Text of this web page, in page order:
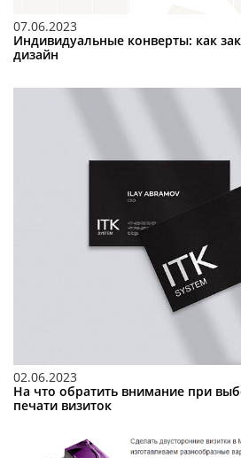
07.06.2023
Индивидуальные конверты: как
дизайн
02.06.2023
На что обратить внимание при
печати визиток